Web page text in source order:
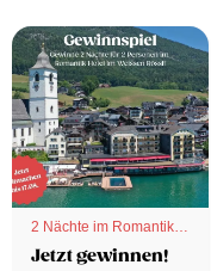
2 Nächte im Romantik
Hotel
Jetzt gewinnen!